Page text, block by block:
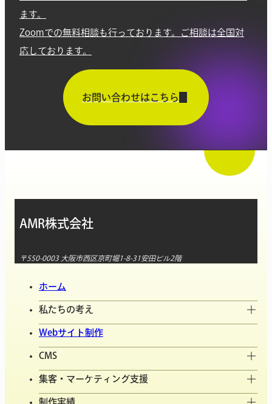
ます。
Zoomでの無料相談も行っております。ご相談は全国対
応しております。
お問い合わせはこちら
AMR株式会社
〒550-0003 大阪市西区京町堀1-8-31安田ビル2階
ホーム
私たちの考え
Webサイト制作
CMS
集客・マーケティング支援
制作実績